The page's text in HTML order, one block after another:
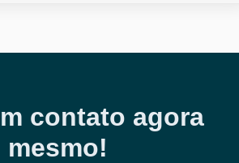
contato agora
mesmo!